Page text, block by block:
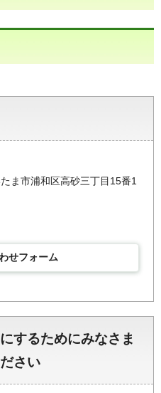
ま市浦和区高砂三丁目15番1
せフォーム
するためにみなさま
さい